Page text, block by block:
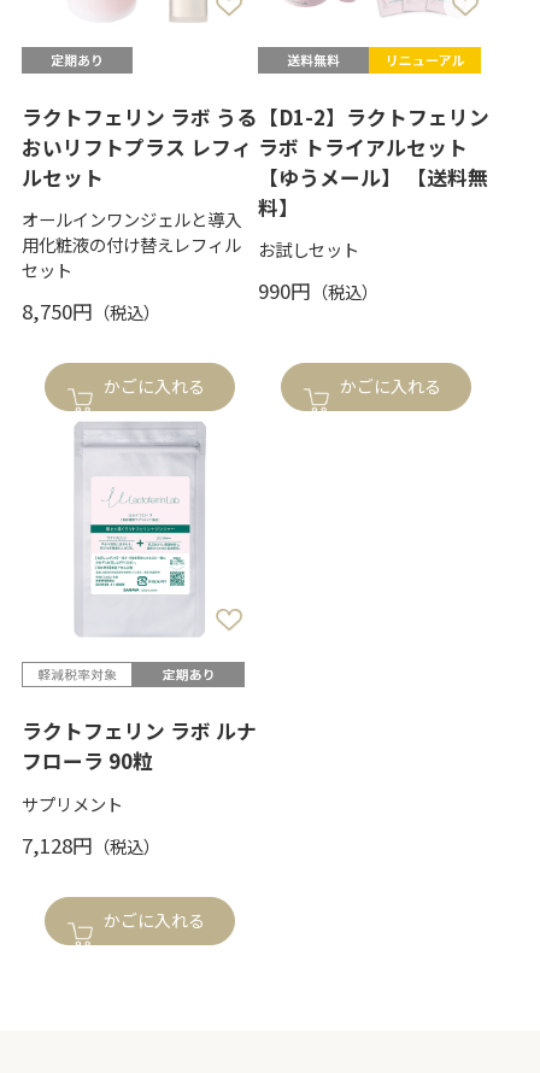
ラクトフェリン ラボ うる
おいリフトプラス レフィ
ルセット
オールインワンジェルと導入
用化粧液の付け替えレフィル
セット
8,750円
かごに入れる
【D1-2】ラクトフェリン
ラボ トライアルセット
【ゆうメール】 【送料無
料】
お試しセット
990円
かごに入れる
ラクトフェリン ラボ ルナ
フローラ 90粒
サプリメント
7,128円
かごに入れる